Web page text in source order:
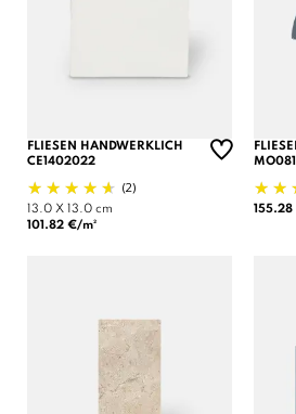
FLIESEN HANDWERKLICH
CE1402022
(2)
13.0 X 13.0 cm
101.82 €/m²
155.28